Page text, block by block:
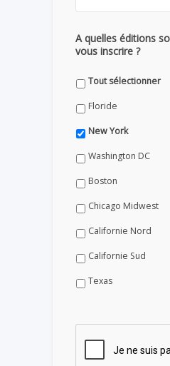
A quelles éditions
vous inscrire ?
Tout sélectionner
Floride
New York
Washington DC
Boston
Chicago Midwest
Californie Nord
Californie Sud
Texas